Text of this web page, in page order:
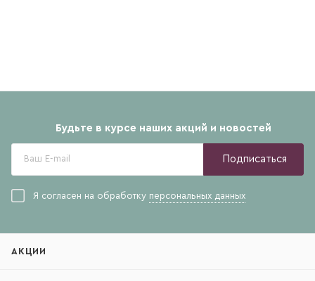
Будьте в курсе наших акций и новостей
Подписаться
Я согласен на обработку персональных данных
АКЦИИ